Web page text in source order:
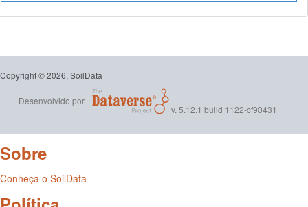
Copyright © 2026, SoilData
Desenvolvido por
v. 5.12.1 build 1122-cf90431
Sobre
Conheça o SoilData